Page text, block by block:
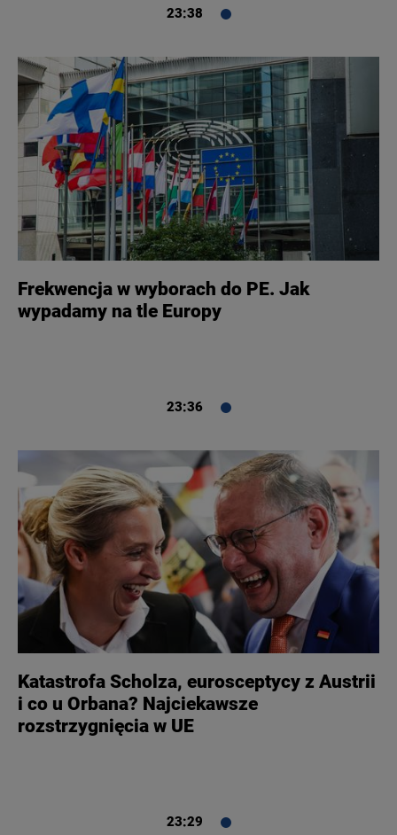
23:38
Frekwencja w wyborach do PE. Jak
wypadamy na tle Europy
23:36
Katastrofa Scholza, eurosceptycy z Austrii
i co u Orbana? Najciekawsze
rozstrzygnięcia w UE
23:29